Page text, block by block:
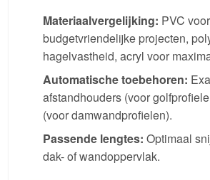
Materiaalvergelijking: PVC voor
budgetvriendelijke projecten,
hagelvastheid, acryl voor
Automatische toebehoren:
afstandhouders (voor
(voor damwandprofielen).
Passende lengtes: Optimaal
dak- of wandoppervlak.